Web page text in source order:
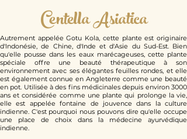
Centella Asiatica
Autrement appelée Gotu Kola, cette plante est originaire
d'Indonésie, de Chine, d'Inde et d'Asie du Sud-Est. Bien
qu'elle pousse dans les eaux marécageuses, cette plante
spéciale offre une beauté thérapeutique à son
environnement avec ses élégantes feuilles rondes, et elle
est également connue en Angleterre comme une beauté
en pot. Utilisée à des fins médicinales depuis environ 3000
ans et considérée comme une plante qui prolonge la vie,
elle est appelée fontaine de jouvence dans la culture
indienne. C'est pourquoi nous pouvons dire qu'elle occupe
une place de choix dans la médecine ayurvédique
indienne.